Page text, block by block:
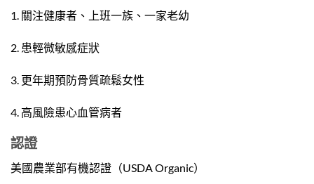
1. 關注健康者、上班一族、一家老幼
2. 患輕微敏感症狀
3. 更年期預防骨質疏鬆女性
4. 高風險患心血管病者
認證
美國農業部有機認證（USDA Organic）